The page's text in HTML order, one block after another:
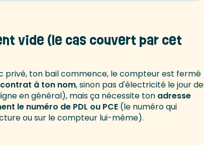
vide (le cas couvert par cet
privé, ton bail commence, le compteur est fermé
à ton nom, sinon pas d'électricité le jour de
en général), mais ça nécessite ton adresse
le numéro de PDL ou PCE (le numéro qui
ou sur le compteur lui-même).